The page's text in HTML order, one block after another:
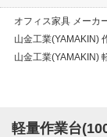
オフィス家具 メーカ
山金工業(YAMAKIN)
山金工業(YAMAKIN)
軽量作業台